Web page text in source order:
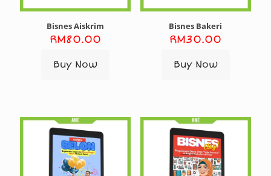
Bisnes Aiskrim
RM80.00
Buy Now
Bisnes Bakeri
RM30.00
Buy Now